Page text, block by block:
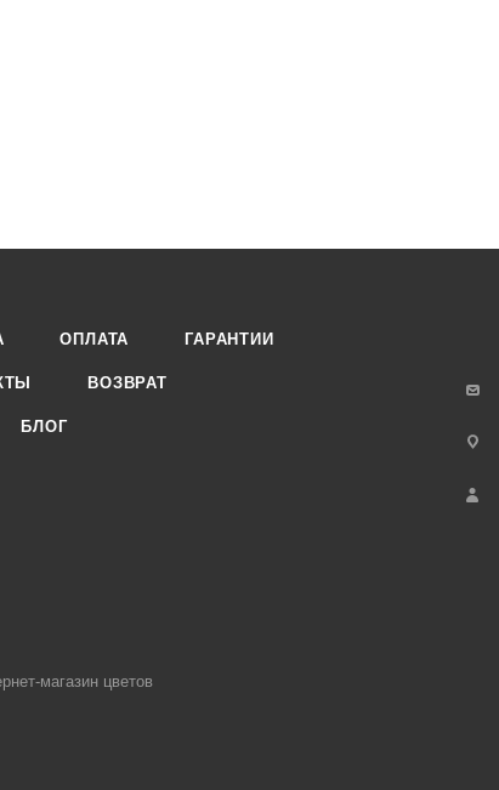
ОПЛАТА ГАРАНТИИ
ВОЗВРАТ
БЛОГ
магазин цветов